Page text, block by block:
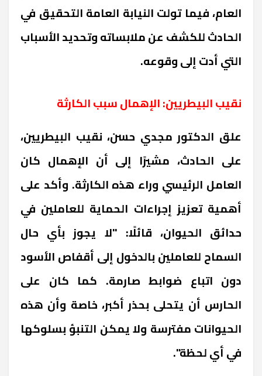
العام، فيما تولت النيابة العامة التحقيق في
الحادث للكشف عن ملابساته وتحديد الأسباب
التي أدت إلى وقوعه.
نقيب البيطريين: الإهمال سبب الكارثة
علق الدكتور مجدي حسن، نقيب البيطريين،
على الحادث، مشيرًا إلى أن الإهمال كان
العامل الرئيسي وراء هذه الكارثة. وأكد على
أهمية تعزيز إجراءات الحماية للعاملين في
حدائق الحيوان، قائلًا: "لا يجوز بأي حال
السماح للعاملين بالدخول إلى أقفاص الأسود
دون اتباع ضوابط صارمة. كما كان على
الحارس أن يتحلى بحذر أكبر، خاصة وأن هذه
الحيوانات مفترسة ولا يمكن التنبؤ بسلوكها
في أي لحظة".